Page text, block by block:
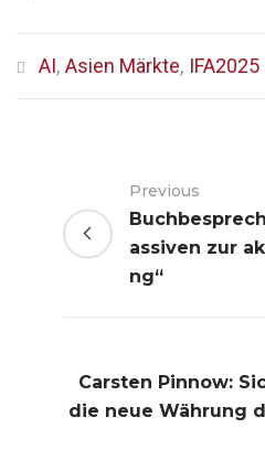
AI, Asien Märkte, IFA2025
Previous
assiven zur
ng“
Carsten Pinnow:
die neue Währung